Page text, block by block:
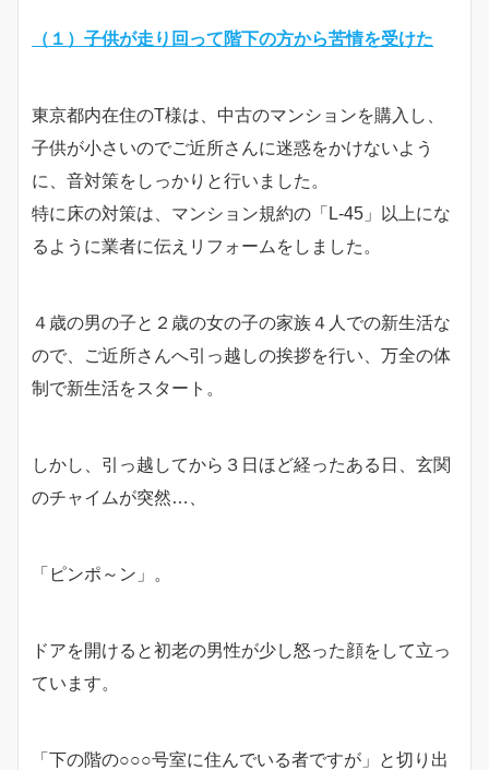
（１）子供が走り回って階下の方から苦情を受けた
東京都内在住のT様は、中古のマンションを購入し、
子供が小さいのでご近所さんに迷惑をかけないよう
に、音対策をしっかりと行いました。
特に床の対策は、マンション規約の「L-45」以上にな
るように業者に伝えリフォームをしました。
４歳の男の子と２歳の女の子の家族４人での新生活な
ので、ご近所さんへ引っ越しの挨拶を行い、万全の体
制で新生活をスタート。
しかし、引っ越してから３日ほど経ったある日、玄関
のチャイムが突然…、
「ピンポ～ン」。
ドアを開けると初老の男性が少し怒った顔をして立っ
ています。
「下の階の○○○号室に住んでいる者ですが」と切り出